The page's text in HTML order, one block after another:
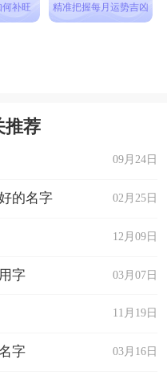
补旺 精准把握每月运势吉凶
推荐
09月24日
02月25日
的名字
12月09日
03月07日
字
11月19日
03月16日
字